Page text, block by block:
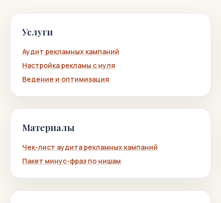
Услуги
Аудит рекламных кампаний
Настройка рекламы с нуля
Ведение и оптимизация
Материалы
Чек-лист аудита рекламных кампаний
Пакет минус-фраз по нишам